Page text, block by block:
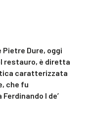
Pietre Dure, oggi
restauro, è diretta
caratterizzata
che fu
Ferdinando I de’